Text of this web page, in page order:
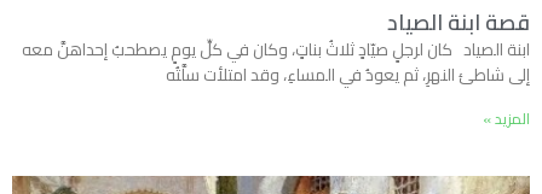
قصة ابنة الصياد
ابنة الصياد كان لرجلٍ صيّادٍ ثلاثُ بناتٍ، وكان في كلِّ يومٍ يصطحبُ إحداهنَّ معه
إلى شاطئ النهرِ، ثم يعودُ في المساءِ، وقد امتلأت سلَّتُه
المزيد »